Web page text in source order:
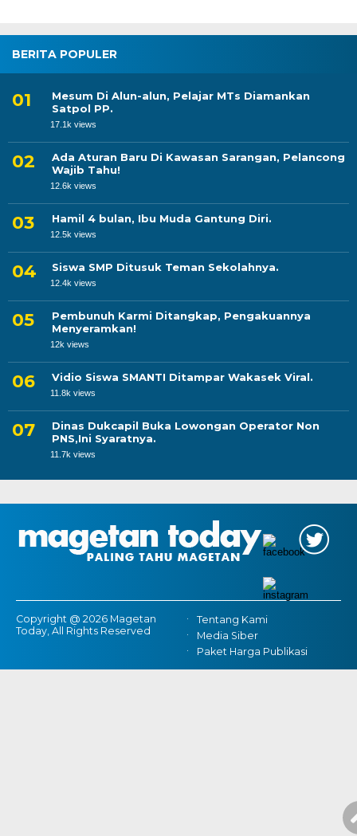
BERITA POPULER
Mesum Di Alun-alun, Pelajar MTs Diamankan
Satpol PP.
17.1k views
Ada Aturan Baru Di Kawasan Sarangan, Pelancong
Wajib Tahu!
12.6k views
Hamil 4 bulan, Ibu Muda Gantung Diri.
12.5k views
Siswa SMP Ditusuk Teman Sekolahnya.
12.4k views
Pembunuh Karmi Ditangkap, Pengakuannya
Menyeramkan!
12k views
Vidio Siswa SMANTI Ditampar Wakasek Viral.
11.8k views
Dinas Dukcapil Buka Lowongan Operator Non
PNS,Ini Syaratnya.
11.7k views
Copyright @ 2026 Magetan
Today, All Rights Reserved
Tentang Kami
Media Siber
Paket Harga Publikasi